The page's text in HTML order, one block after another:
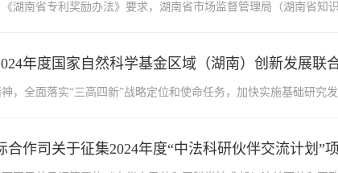
湖南省专利奖励办法》要求，湖南省市场监督管理局（湖南省知
年度国家自然科学基金区域（湖南）创新发展联
，全面落实“三高四新”战略定位和使命任务，加快实施基础研究
合作司关于征集2024年度“中法科研伙伴交流计划”